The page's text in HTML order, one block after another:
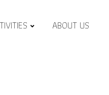
ABOUT US